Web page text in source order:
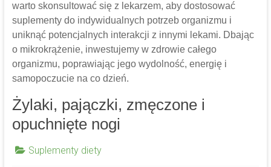
warto skonsultować się z lekarzem, aby dostosować
suplementy do indywidualnych potrzeb organizmu i
uniknąć potencjalnych interakcji z innymi lekami. Dbając
o mikrokrążenie, inwestujemy w zdrowie całego
organizmu, poprawiając jego wydolność, energię i
samopoczucie na co dzień.
Żylaki, pajączki, zmęczone i
opuchnięte nogi
Suplementy diety